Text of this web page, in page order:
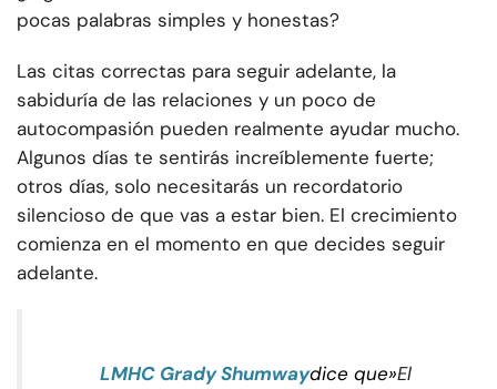
pocas palabras simples y honestas?
Las citas correctas para seguir adelante, la
sabiduría de las relaciones y un poco de
autocompasión pueden realmente ayudar mucho.
Algunos días te sentirás increíblemente fuerte;
otros días, solo necesitarás un recordatorio
silencioso de que vas a estar bien. El crecimiento
comienza en el momento en que decides seguir
adelante.
LMHC Grady Shumwaydice que»El